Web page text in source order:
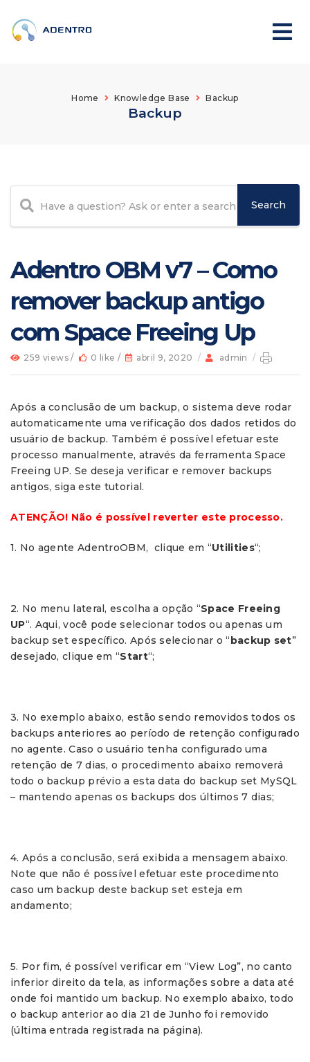
Home Knowledge Base Backup
Backup
Adentro OBM v7 – Como
remover backup antigo
com Space Freeing Up
259 views / 0 like / abril 9, 2020 / admin /
Após a conclusão de um backup, o sistema deve rodar
automaticamente uma verificação dos dados retidos do
usuário de backup. Também é possível efetuar este
processo manualmente, através da ferramenta Space
Freeing UP. Se deseja verificar e remover backups
antigos, siga este tutorial.
ATENÇÃO! Não é possível reverter este processo.
1. No agente AdentroOBM, clique em “Utilities“;
2. No menu lateral, escolha a opção “Space Freeing
UP“. Aqui, você pode selecionar todos ou apenas um
backup set específico. Após selecionar o “backup set”
desejado, clique em “Start“;
3. No exemplo abaixo, estão sendo removidos todos os
backups anteriores ao período de retenção configurado
no agente. Caso o usuário tenha configurado uma
retenção de 7 dias, o procedimento abaixo removerá
todo o backup prévio a esta data do backup set MySQL
– mantendo apenas os backups dos últimos 7 dias;
4. Após a conclusão, será exibida a mensagem abaixo.
Note que não é possível efetuar este procedimento
caso um backup deste backup set esteja em
andamento;
5. Por fim, é possível verificar em “View Log”, no canto
inferior direito da tela, as informações sobre a data até
onde foi mantido um backup. No exemplo abaixo, todo
o backup anterior ao dia 21 de Junho foi removido
(última entrada registrada na página).